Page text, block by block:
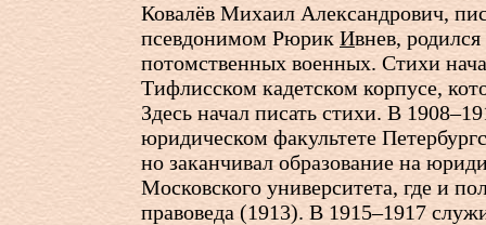
Ковалёв Михаил Александрович,
псевдонимом Рюрик Ивнев,
потомственных военных. Стихи
Тифлисском кадетском корпусе,
Здесь начал писать стихи. В
юридическом факультете
но заканчивал образование на
Московского университета, где и
правоведа (1913). В 1915–1917